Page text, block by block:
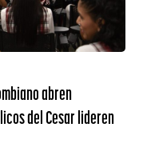
abren
del Cesar lideren